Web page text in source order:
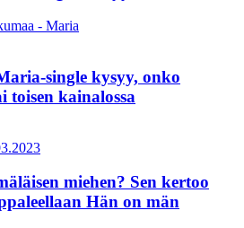
single kysyy, onko
toisen kainalossa
miehen? Sen kertoo
Hän on män